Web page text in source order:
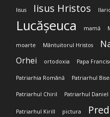
Iisus Iisus Hristos
Lucășeuca mamă
moarte Mântuitorul Hristos
Orhei ortodoxia Papa
Patriarhia Română Patriarhul
Patriarhul Chiril Patriarhul Daniel
Patriarhul Kirill pictura